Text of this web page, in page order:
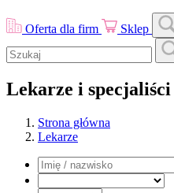
Oferta dla firm Sklep
Lekarze i specjaliści
Strona główna
Lekarze